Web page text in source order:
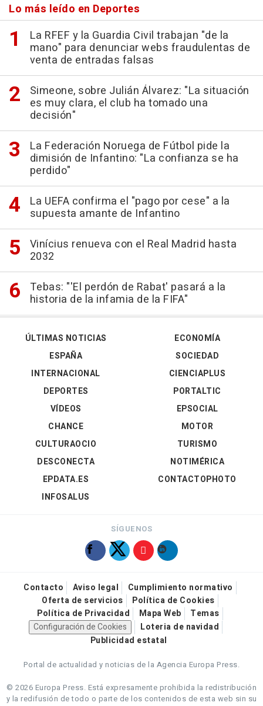
Lo más leído en Deportes
La RFEF y la Guardia Civil trabajan "de la
mano" para denunciar webs fraudulentas de
venta de entradas falsas
Simeone, sobre Julián Álvarez: "La situación
es muy clara, el club ha tomado una
decisión"
La Federación Noruega de Fútbol pide la
dimisión de Infantino: "La confianza se ha
perdido"
La UEFA confirma el "pago por cese" a la
supuesta amante de Infantino
Vinícius renueva con el Real Madrid hasta
2032
Tebas: "'El perdón de Rabat' pasará a la
historia de la infamia de la FIFA"
ÚLTIMAS NOTICIAS
ESPAÑA
INTERNACIONAL
DEPORTES
VÍDEOS
ECONOMÍA
SOCIEDAD
CIENCIAPLUS
PORTALTIC
EPSOCIAL
CHANCE
CULTURAOCIO
DESCONECTA
EPDATA.ES
INFOSALUS
MOTOR
TURISMO
NOTIMÉRICA
CONTACTOPHOTO
SÍGUENOS
Contacto Aviso legal
Cumplimiento normativo
Oferta de servicios
Política de Cookies
Política de Privacidad
Mapa Web
Temas
Configuración de Cookies
Loteria de navidad
Publicidad estatal
Portal de actualidad y noticias de la Agencia Europa Press.
© 2026 Europa Press. Está expresamente prohibida la redistribución
y la redifusión de todo o parte de los contenidos de esta web sin su